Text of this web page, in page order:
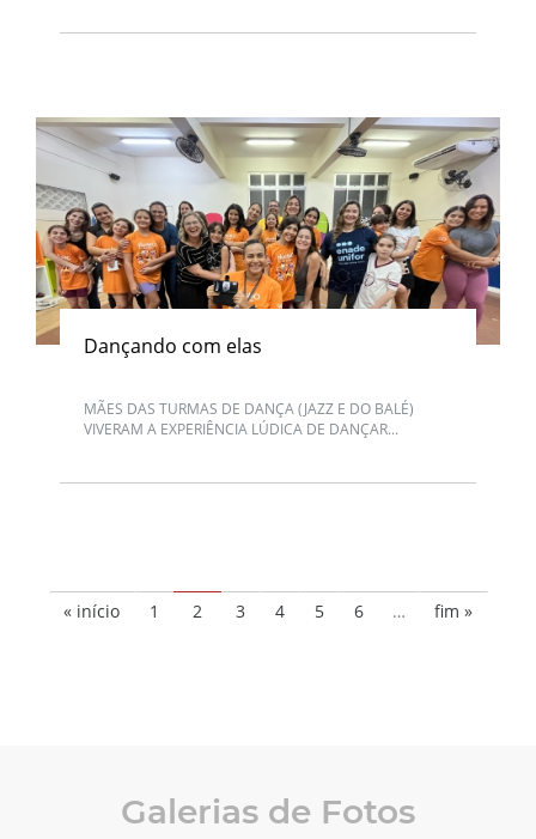
Dançando com elas
MÃES DAS TURMAS DE DANÇA (JAZZ E DO BALÉ)
VIVERAM A EXPERIÊNCIA LÚDICA DE DANÇAR...
« início 1 2 3 4 5 6 … fim »
Galerias de Fotos